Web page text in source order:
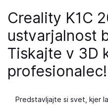
Creality K1C
ustvarjalnost
Tiskajte v 3D
profesionalec!
Predstavljajte si svet, kjer